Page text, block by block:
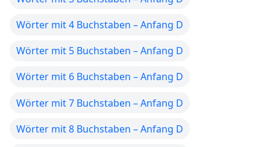
Wörter mit 4 Buchstaben – Anfang D
Wörter mit 5 Buchstaben – Anfang D
Wörter mit 6 Buchstaben – Anfang D
Wörter mit 7 Buchstaben – Anfang D
Wörter mit 8 Buchstaben – Anfang D